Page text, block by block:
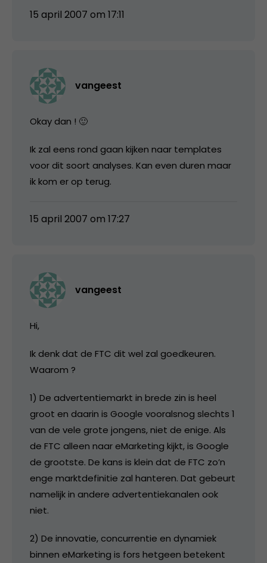
15 april 2007 om 17:11
vangeest
Okay dan ! 🙂
Ik zal eens rond gaan kijken naar templates
voor dit soort analyses. Kan even duren maar
ik kom er op terug.
15 april 2007 om 17:27
vangeest
Hi,
Ik denk dat de FTC dit wel zal goedkeuren.
Waarom ?
1) De advertentiemarkt in brede zin is heel
groot en daarin is Google vooralsnog slechts 1
van de vele grote jongens, niet de enige. Als
de FTC alleen naar eMarketing kijkt, is Google
de grootste. De kans is klein dat de FTC zo’n
enge marktdefinitie zal hanteren. Dat gebeurt
namelijk in andere advertentiekanalen ook
niet.
2) De innovatie, concurrentie en dynamiek
binnen eMarketing is fors hetgeen betekent